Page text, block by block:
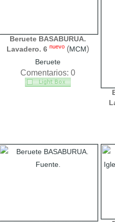
Beruete BASABURUA.
Lavadero. 6 nuevo (MCM)
Beruete
Comentarios: 0